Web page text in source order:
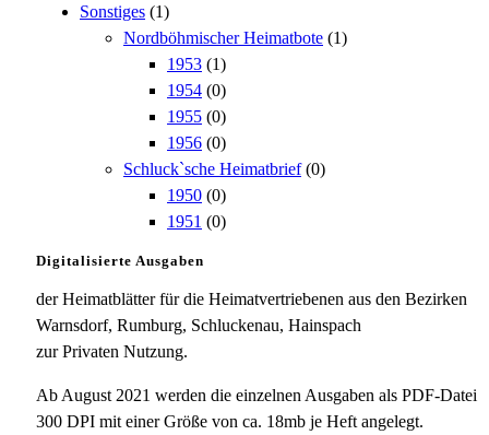
Sonstiges (1)
Nordböhmischer Heimatbote (1)
1953 (1)
1954 (0)
1955 (0)
1956 (0)
Schluck`sche Heimatbrief (0)
1950 (0)
1951 (0)
Digitalisierte Ausgaben
der Heimatblätter für die Heimatvertriebenen aus den Bezirken
Warnsdorf, Rumburg, Schluckenau, Hainspach
zur Privaten Nutzung.
Ab August 2021 werden die einzelnen Ausgaben als PDF-Datei
300 DPI mit einer Größe von ca. 18mb je Heft angelegt.